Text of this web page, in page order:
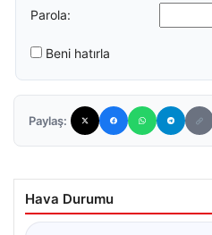
Parola:
Beni hatırla
Paylaş:
Hava Durumu